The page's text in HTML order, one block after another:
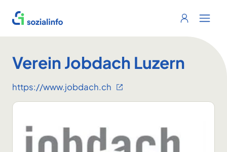
Sozialinfo
Login
Verein Jobdach Luzern
https://www.jobdach.ch